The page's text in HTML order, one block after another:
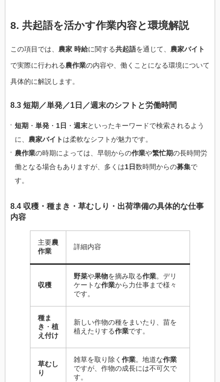
8. 共起語を活かす作業内容と環境解説
この項目では、 農家 時給に関する共起語を通じて、 農家バイト
で実際に行われる農作業の内容や、働くことになる環境について
具体的に解説します。
8.3 短期／単発／1日／週末のシフトと労働時間
短期 ・ 単発 ・ 1日 ・ 週末といったキーワードで検索されるよう
に、 農家バイトは柔軟なシフトが魅力です。
農作業の時期によっては、早朝からの作業や繁忙期の長時間労
働となる場合もありますが、多くは1日数時間からの募集で
す。
8.4 収穫・種まき・草むしり・出荷準備の具体的な仕事
内容
主要農
作業
詳細内容
収穫
野菜や果物を摘み取る作業。デリ
ケートな作業から力仕事まで様々
です。
種ま
き ・ 植
え付け
新しい作物の種をまいたり、苗を
植えたりする作業です。
草むし
り
雑草を取り除く 作業。地道な作業
ですが、作物の成長には不可欠で
す。